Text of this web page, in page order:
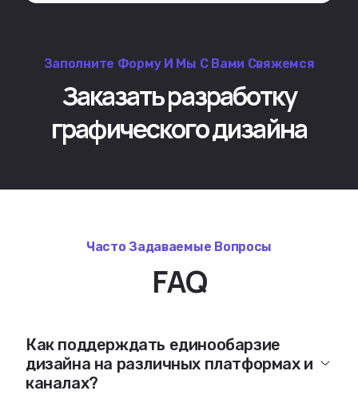
Заполните Форму И Мы С Вами Свяжемся
Заказать разработку
графического дизайна
Часто Задаваемые Вопросы
FAQ
Как поддерждать единообарзие
дизайна на различных платформах и
каналах?